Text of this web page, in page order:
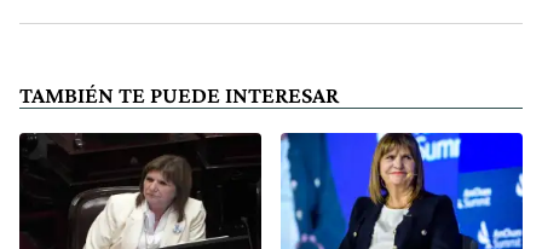
TAMBIÉN TE PUEDE INTERESAR